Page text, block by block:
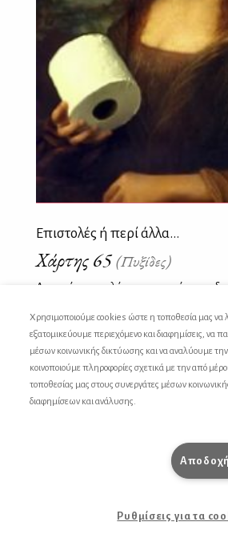
Επιστολές ή περί άλλα...
Χάρτης 65(Πυξίδες)
Ανοιχτή επιστολή προς αυτούς που
Χρησιμοποιούμε cookies ώστε η τοποθεσία μας να
εξατομικεύουμε περιεχόμενο και διαφημίσεις, να
μέσων κοινωνικής δικτύωσης και να αναλύουμε
κοινοποιούμε πληροφορίες σχετικά με την από
τοποθεσίας μας στους συνεργάτες μέσων
διαφημίσεων και ανάλυσης.
Ρυθμίσεις για τα